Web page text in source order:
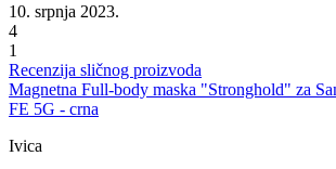
10. srpnja 2023.
4
1
Recenzija sličnog proizvoda
Magnetna Full-body maska "Stronghold" za
FE 5G - crna
Ivica